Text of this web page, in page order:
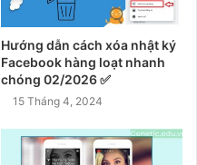
Hướng dẫn cách xóa nhật ký
Facebook hàng loạt nhanh
chóng 02/2026 ✅
15 Tháng 4, 2024